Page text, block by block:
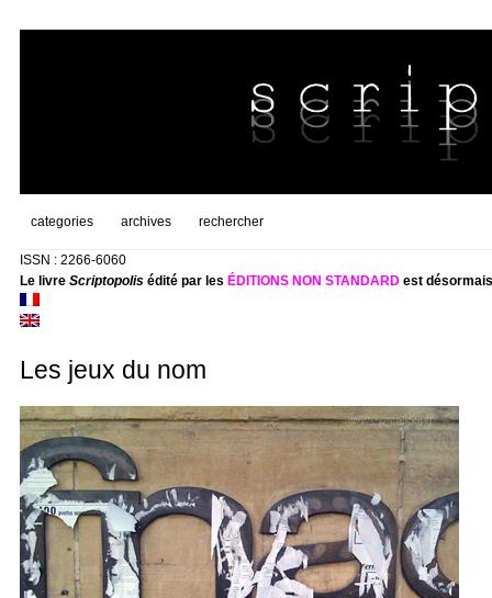
categories archives rechercher
ISSN : 2266-6060
Le livre Scriptopolisédité par les ÉDITIONS NON STANDARDest
Les jeux du nom